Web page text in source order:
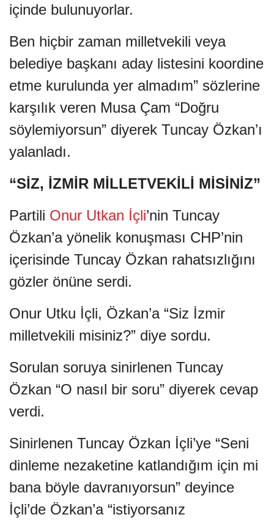
içinde bulunuyorlar.
Ben hiçbir zaman milletvekili veya
belediye başkanı aday listesini koordine
etme kurulunda yer almadım” sözlerine
karşılık veren Musa Çam “Doğru
söylemiyorsun” diyerek Tuncay Özkan’ı
yalanladı.
“SİZ, İZMİR MİLLETVEKİLİ MİSİNİZ”
Partili Onur Utkan İçli’nin Tuncay
Özkan’a yönelik konuşması CHP’nin
içerisinde Tuncay Özkan rahatsızlığını
gözler önüne serdi.
Onur Utku İçli, Özkan’a “Siz İzmir
milletvekili misiniz?” diye sordu.
Sorulan soruya sinirlenen Tuncay
Özkan “O nasıl bir soru” diyerek cevap
verdi.
Sinirlenen Tuncay Özkan İçli’ye “Seni
dinleme nezaketine katlandığım için mi
bana böyle davranıyorsun” deyince
İçli’de Özkan’a “istiyorsanız